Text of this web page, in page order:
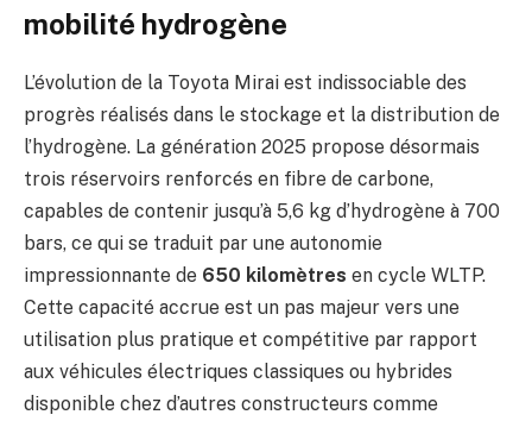
mobilité hydrogène
L’évolution de la Toyota Mirai est indissociable des
progrès réalisés dans le stockage et la distribution de
l’hydrogène. La génération 2025 propose désormais
trois réservoirs renforcés en fibre de carbone,
capables de contenir jusqu’à 5,6 kg d’hydrogène à 700
bars, ce qui se traduit par une autonomie
impressionnante de 650 kilomètres en cycle WLTP.
Cette capacité accrue est un pas majeur vers une
utilisation plus pratique et compétitive par rapport
aux véhicules électriques classiques ou hybrides
disponible chez d’autres constructeurs comme